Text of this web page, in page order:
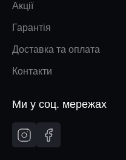
Акції
Гарантія
Доставка та оплата
Контакти
Ми у соц. мережах